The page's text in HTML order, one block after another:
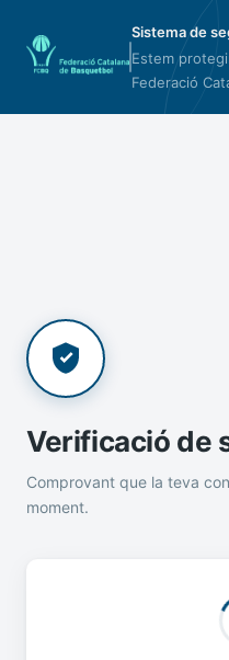
Sistema de
Estem
Federació
Verificació de
Comprovant que la teva
moment.